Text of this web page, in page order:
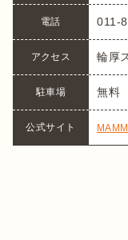
電話 011-
アクセス 輪厚
駐車場 無料
公式サイト